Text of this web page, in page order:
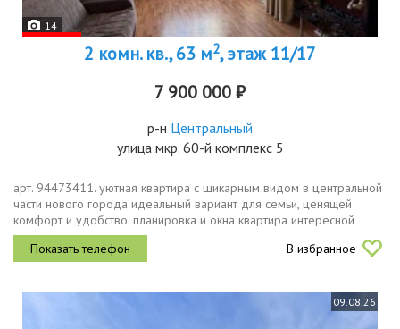
14
2 комн. кв., 63 м2, этаж 11/17
7 900 000 ₽
р-н Центральный
улица мкр. 60-й комплекс 5
арт. 94473411. уютная квартира с шикарным видом в центральной
части нового города идеальный вариант для семьи, ценящей
комфорт и удобство. планировка и окна квартира интересной
планировки окна выходят на две стороны. это дарит много света и
свежего...
В избранное
09.08.26